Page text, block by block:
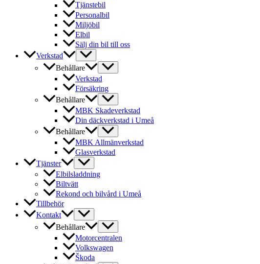
Tjänstebil
Personalbil
Miljöbil
Elbil
Sälj din bil till oss
Verkstad
Behållare
Verkstad
Försäkring
Behållare
MBK Skadeverkstad
Din däckverkstad i Umeå
Behållare
MBK Allmänverkstad
Glasverkstad
Tjänster
Elbilsladdning
Biltvätt
Rekond och bilvård i Umeå
Tillbehör
Kontakt
Behållare
Motorcentralen
Volkswagen
Škoda